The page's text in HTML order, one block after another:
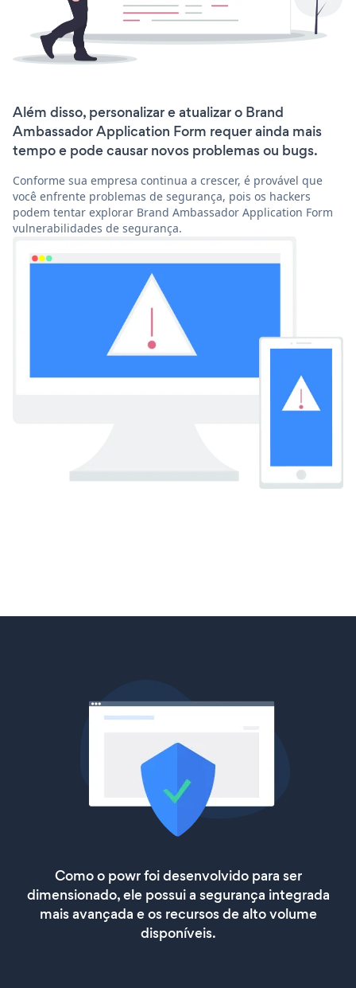
Além disso, personalizar e atualizar o Brand
Ambassador Application Form requer ainda mais
tempo e pode causar novos problemas ou bugs.
Conforme sua empresa continua a crescer, é provável que
você enfrente problemas de segurança, pois os hackers
podem tentar explorar Brand Ambassador Application Form
vulnerabilidades de segurança.
Como o powr foi desenvolvido para ser
dimensionado, ele possui a segurança integrada
mais avançada e os recursos de alto volume
disponíveis.